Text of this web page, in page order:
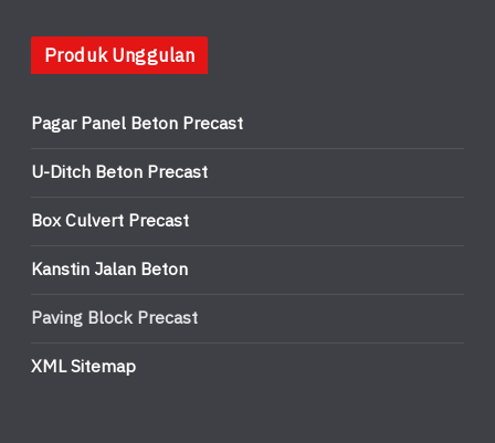
Produk Unggulan
Pagar Panel Beton Precast
U-Ditch Beton Precast
Box Culvert Precast
Kanstin Jalan Beton
Paving Block Precast
XML Sitemap